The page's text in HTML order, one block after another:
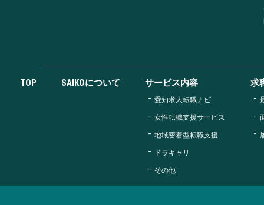
TOP SAIKOについて サービス内容
愛知求人転職ナビ
女性転職支援サービス
地域密着型転職支援
ドラキャリ
その他
求